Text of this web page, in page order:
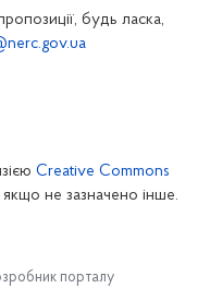
будь ласка,
Creative Commons
якщо не зазначено інше.
порталу